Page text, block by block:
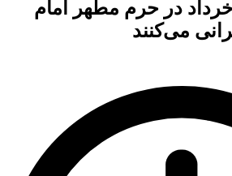
رهبر انقلاب ۱۴ خرداد در حرم مطهر امام
می‌کنند